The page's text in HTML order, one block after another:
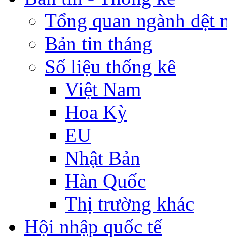
Tổng quan ngành dệt
Bản tin tháng
Số liệu thống kê
Việt Nam
Hoa Kỳ
EU
Nhật Bản
Hàn Quốc
Thị trường khác
Hội nhập quốc tế